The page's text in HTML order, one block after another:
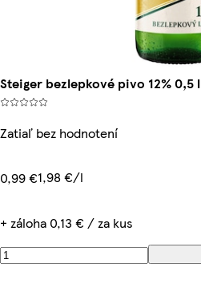
Steiger bezlepkové pivo 12% 0,5 l
Zatiaľ bez hodnotení
0,99 €1,98 €/l
+ záloha 0,13 € / za kus